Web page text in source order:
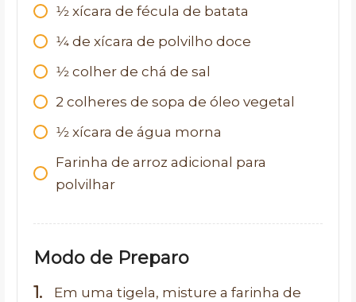
1⁄2 xícara de fécula de batata
1⁄4 de xícara de polvilho doce
1⁄2 colher de chá de sal
2 colheres de sopa de óleo vegetal
1⁄2 xícara de água morna
Farinha de arroz adicional para
polvilhar
Modo de Preparo
Em uma tigela, misture a farinha de